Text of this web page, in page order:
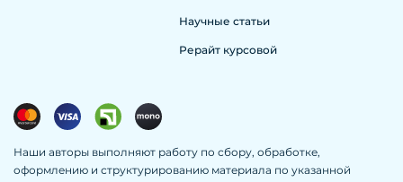
Научные статьи
Рерайт курсовой
Наши авторы выполняют работу по сбору, обработке,
оформлению и структурированию материала по указанной